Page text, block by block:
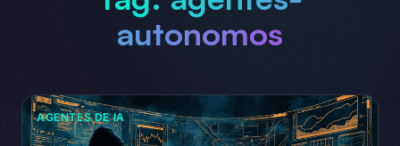
autonomos
AGENTES DE IA